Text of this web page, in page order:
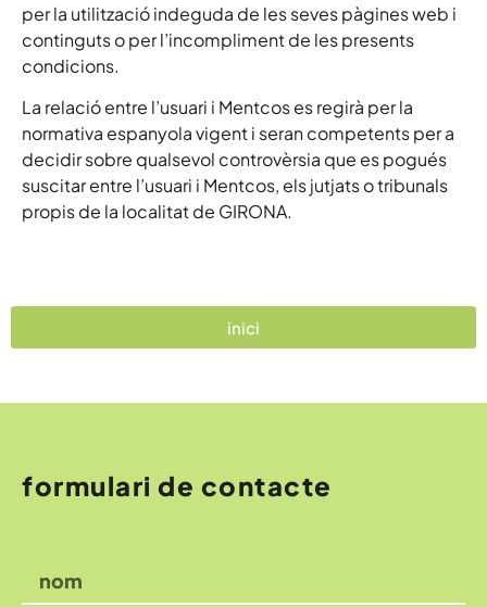
per la utilització indeguda de les seves pàgines web i
continguts o per l’incompliment de les presents
condicions.
La relació entre l’usuari i Mentcos es regirà per la
normativa espanyola vigent i seran competents per a
decidir sobre qualsevol controvèrsia que es pogués
suscitar entre l’usuari i Mentcos, els jutjats o tribunals
propis de la localitat de GIRONA.
inici
formulari de contacte